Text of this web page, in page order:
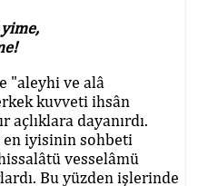
"aleyhi ve alâ
kuvveti ihsân
açlıklara dayanırdı.
en iyisinin sohbeti
vesselâmü
Bu yüzden işlerinde